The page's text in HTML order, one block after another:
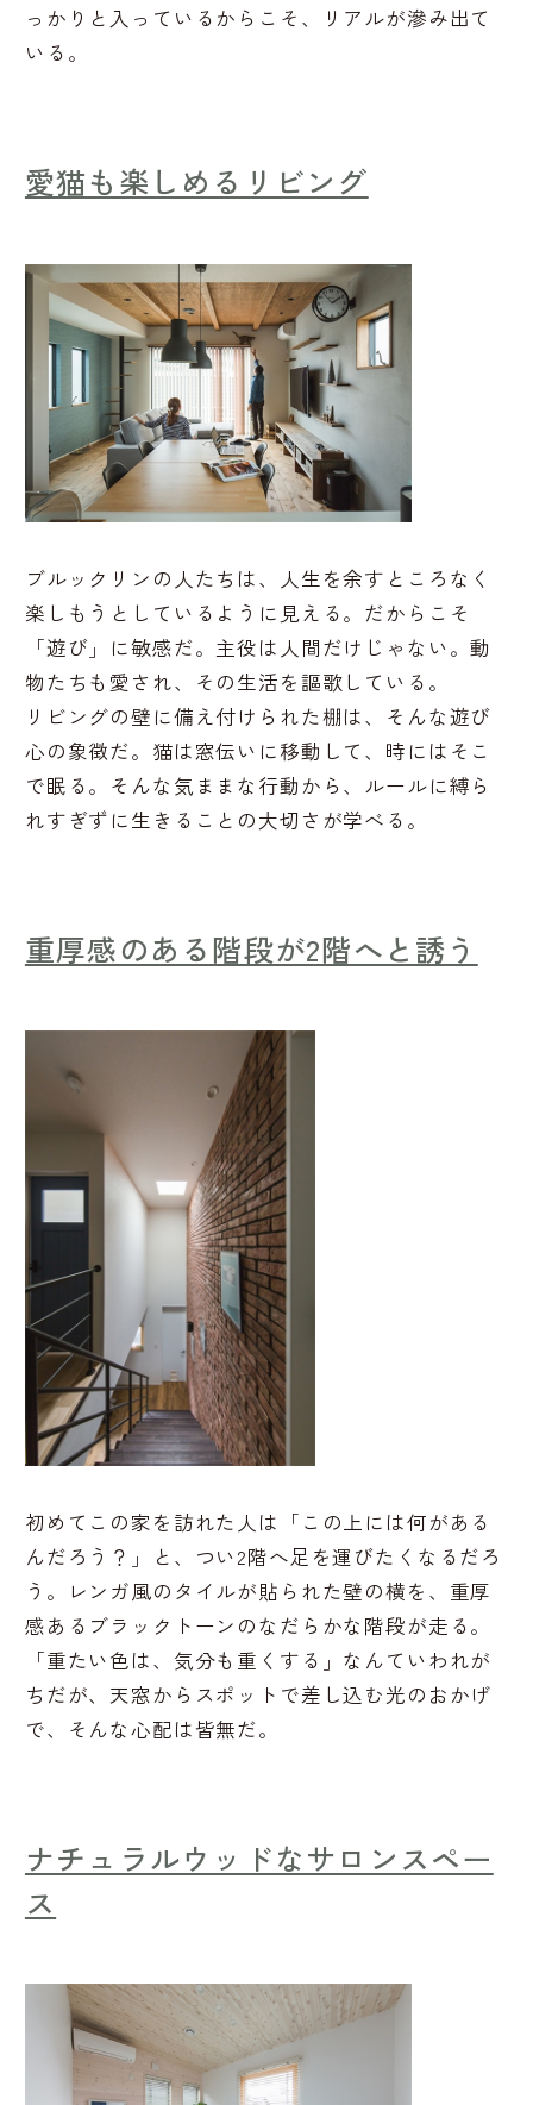
っかりと入っているからこそ、リアルが滲み出て
いる。
愛猫も楽しめるリビング
ブルックリンの人たちは、人生を余すところなく
楽しもうとしているように見える。だからこそ
「遊び」に敏感だ。主役は人間だけじゃない。動
物たちも愛され、その生活を謳歌している。
リビングの壁に備え付けられた棚は、そんな遊び
心の象徴だ。猫は窓伝いに移動して、時にはそこ
で眠る。そんな気ままな行動から、ルールに縛ら
れすぎずに生きることの大切さが学べる。
重厚感のある階段が2階へと誘う
初めてこの家を訪れた人は「この上には何がある
んだろう？」と、つい2階へ足を運びたくなるだろ
う。レンガ風のタイルが貼られた壁の横を、重厚
感あるブラックトーンのなだらかな階段が走る。
「重たい色は、気分も重くする」なんていわれが
ちだが、天窓からスポットで差し込む光のおかげ
で、そんな心配は皆無だ。
ナチュラルウッドなサロンスペー
ス